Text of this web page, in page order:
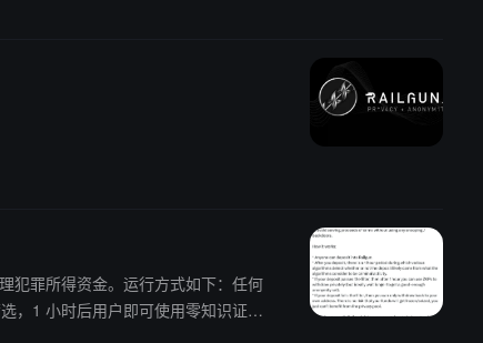
犯罪所得资金。运行方式如下：任何